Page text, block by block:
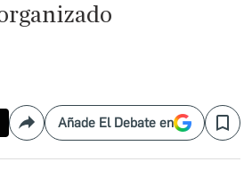
CompartirAñade El Debate en Save